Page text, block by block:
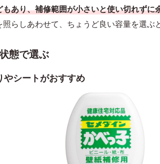
あり、補修範囲が小さいと使い切れずに
らしあわせて、ちょうど良い容量を選ぶ
態で選ぶ
やシートがおすすめ